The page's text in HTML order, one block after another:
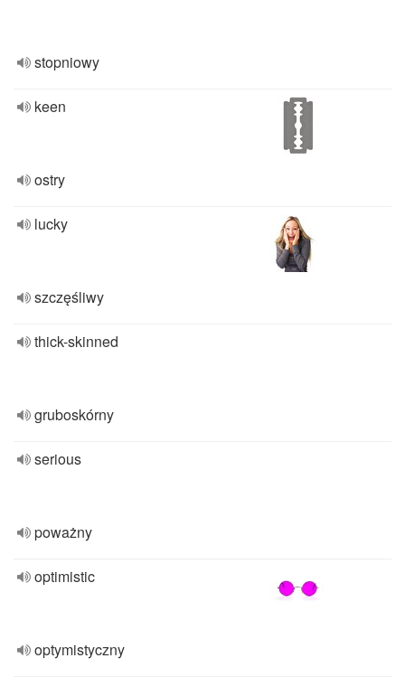
stopniowy
keen
ostry
lucky
szczęśliwy
thick-skinned
gruboskórny
serious
poważny
optimistic
optymistyczny